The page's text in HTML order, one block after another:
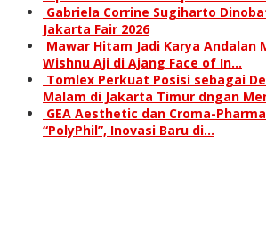
Gabriela Corrine Sugiharto
Jakarta Fair 2026
Mawar Hitam Jadi Karya Andalan
Wishnu Aji di Ajang Face of In…
Tomlex Perkuat Posisi sebagai
Malam di Jakarta Timur dngan
GEA Aesthetic dan Croma-
“PolyPhil”, Inovasi Baru di…